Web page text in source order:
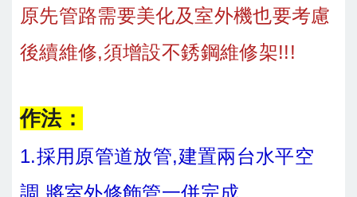
原先管路需要美化及室外機也要考慮
後續維修,須增設不銹鋼維修架!!!
作法：
1.採用原管道放管,建置兩台水平空